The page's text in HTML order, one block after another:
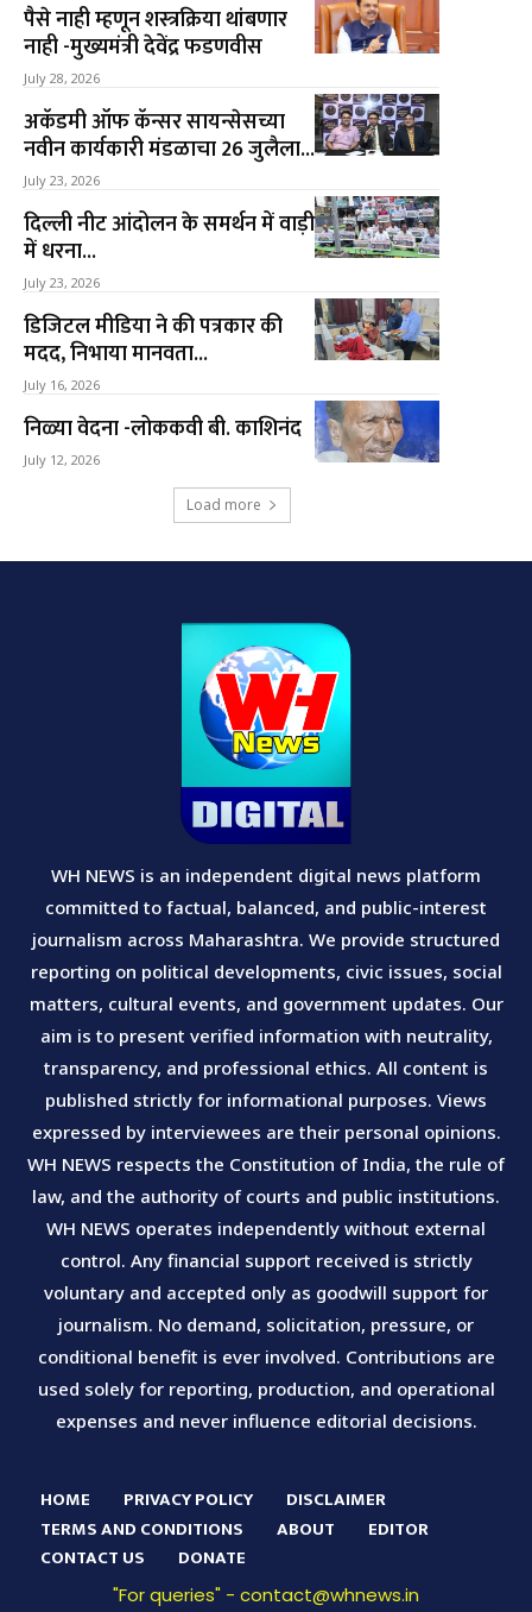
पैसे नाही म्हणून शस्त्रक्रिया थांबणार
नाही -मुख्यमंत्री देवेंद्र फडणवीस
July 28, 2026
अकॅडमी ऑफ कॅन्सर सायन्सेसच्या
नवीन कार्यकारी मंडळाचा 26 जुलैला...
July 23, 2026
दिल्ली नीट आंदोलन के समर्थन में वाड़ी
में धरना...
July 23, 2026
डिजिटल मीडिया ने की पत्रकार की
मदद, निभाया मानवता...
July 16, 2026
निळ्या वेदना -लोककवी बी. काशिनंद
July 12, 2026
Load more
WH NEWS is an independent digital news platform
committed to factual, balanced, and public-interest
journalism across Maharashtra. We provide structured
reporting on political developments, civic issues, social
matters, cultural events, and government updates. Our
aim is to present verified information with neutrality,
transparency, and professional ethics. All content is
published strictly for informational purposes. Views
expressed by interviewees are their personal opinions.
WH NEWS respects the Constitution of India, the rule of
law, and the authority of courts and public institutions.
WH NEWS operates independently without external
control. Any financial support received is strictly
voluntary and accepted only as goodwill support for
journalism. No demand, solicitation, pressure, or
conditional benefit is ever involved. Contributions are
used solely for reporting, production, and operational
expenses and never influence editorial decisions.
HOME PRIVACY POLICY
DISCLAIMER
TERMS AND CONDITIONS
ABOUT
EDITOR
CONTACT US
DONATE
"For queries" - contact@whnews.in